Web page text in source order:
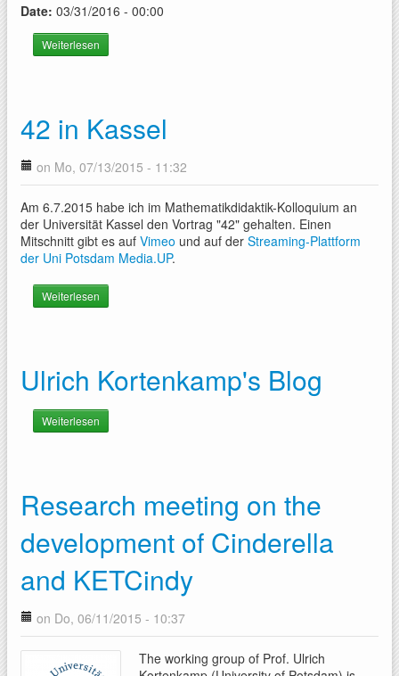
Date: 03/31/2016 - 00:00
Weiterlesen
42 in Kassel
on Mo, 07/13/2015 - 11:32
Am 6.7.2015 habe ich im Mathematikdidaktik-Kolloquium an
der Universität Kassel den Vortrag "42" gehalten. Einen
Mitschnitt gibt es auf Vimeo und auf der Streaming-Plattform
der Uni Potsdam Media.UP.
Weiterlesen
Ulrich Kortenkamp's Blog
Weiterlesen
Research meeting on the
development of Cinderella
and KETCindy
on Do, 06/11/2015 - 10:37
The working group of Prof. Ulrich